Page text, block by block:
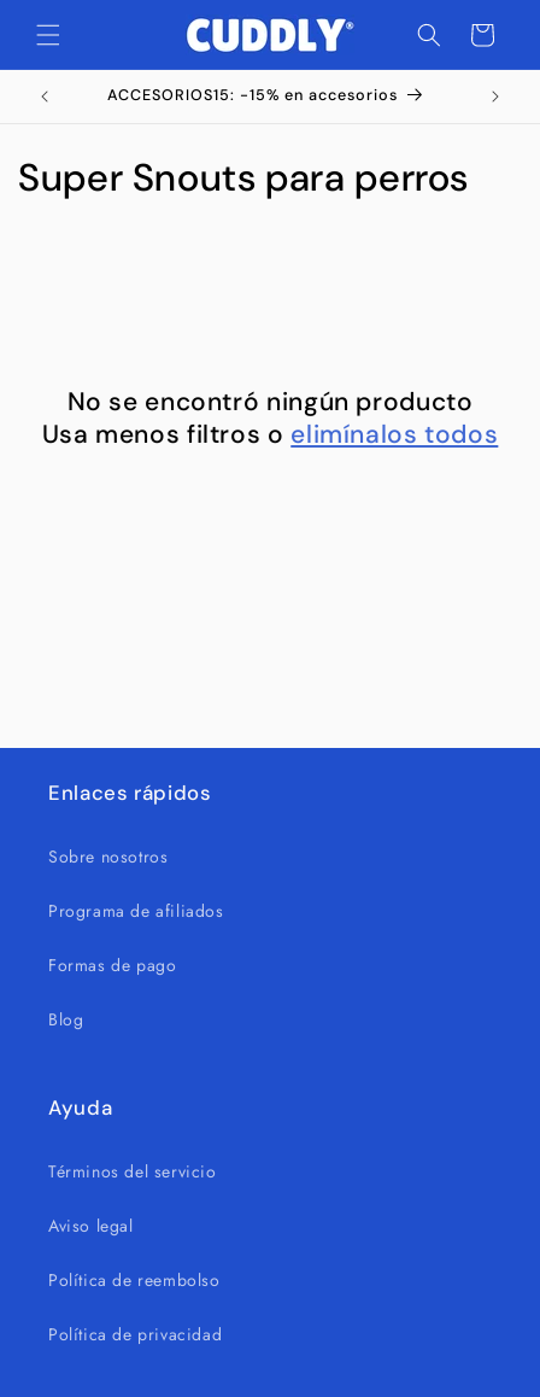
directamente
al contenido
Carrito
ACCESORIOS15: -15% en accesorios
C
Super Snouts para perros
No se encontró ningún producto
Usa menos filtros o elimínalos todos
Enlaces rápidos
Sobre nosotros
Programa de afiliados
Formas de pago
Blog
Ayuda
Términos del servicio
Aviso legal
Política de reembolso
Política de privacidad